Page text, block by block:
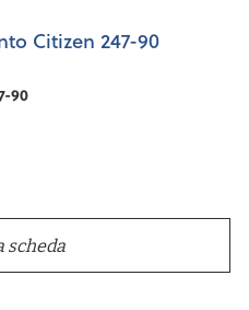
Citizen 247-90
90
scheda